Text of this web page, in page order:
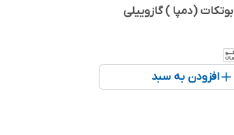
(دمپا ) گازوییلی
افزودن به سبد